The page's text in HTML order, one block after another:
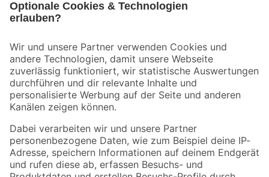
Der toom Newsletter: Keine Angebote und Aktionen mehr verpassen!
Zur Newsletter Anmeldung
Folge uns
Zahlungsarten Versandarten